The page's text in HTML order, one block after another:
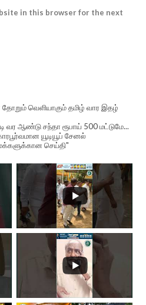
in this browser for the next
வெளியாகும் தமிழ் வார இதழ்
ஆண்டு சந்தா ரூபாய் 500 மட்டுமே...
யூடியூப் சேனல்
செய்தி"